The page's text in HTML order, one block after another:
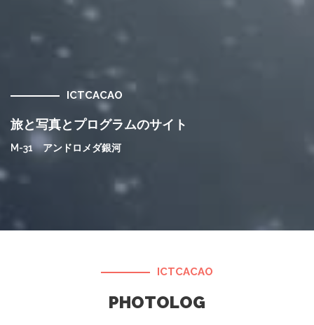
ICTCACAO
旅と写真とプログラムのサイト
M-31 アンドロメダ銀河
ICTCACAO
PHOTOLOG